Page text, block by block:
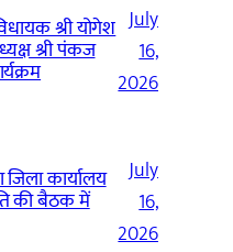
श्री योगेश
श्री पंकज
July
16,
2026
कार्यालय
की बैठक में
July
16,
2026